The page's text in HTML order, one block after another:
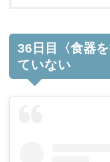
36日目〈食器
ていない